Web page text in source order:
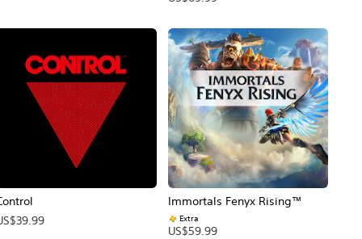
Immortals Fenyx Rising™
Extra
US$59.99